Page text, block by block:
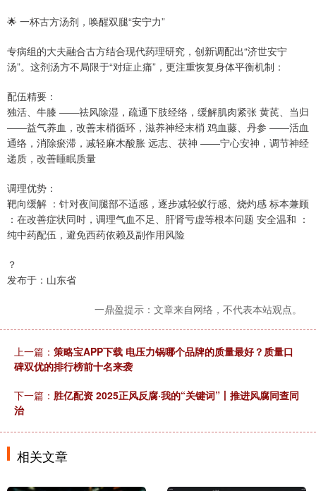
🌟 一杯古方汤剂，唤醒双腿“安宁力”
专病组的大夫融合古方结合现代药理研究，创新调配出“济世安宁
汤”。这剂汤方不局限于“对症止痛”，更注重恢复身体平衡机制：
配伍精要：
独活、牛膝 ——祛风除湿，疏通下肢经络，缓解肌肉紧张 黄芪、当归
——益气养血，改善末梢循环，滋养神经末梢 鸡血藤、丹参 ——活血
通络，消除瘀滞，减轻麻木酸胀 远志、茯神 ——宁心安神，调节神经
递质，改善睡眠质量
调理优势：
靶向缓解 ：针对夜间腿部不适感，逐步减轻蚁行感、烧灼感 标本兼顾
：在改善症状同时，调理气血不足、肝肾亏虚等根本问题 安全温和 ：
纯中药配伍，避免西药依赖及副作用风险
？
发布于：山东省
一鼎盈提示：文章来自网络，不代表本站观点。
上一篇： 策略宝APP下载 电压力锅哪个品牌的质量最好？质量口
碑双优的排行榜前十名来袭
下一篇： 胜亿配资 2025正风反腐·我的“关键词”丨推进风腐同查同
治
相关文章